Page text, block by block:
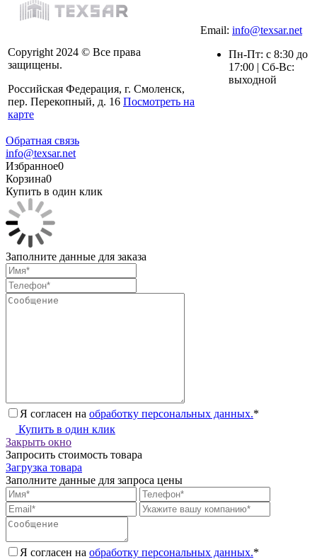
Copyright 2024 © Все права
защищены.
Российская Федерация, г. Смоленск,
пер. Перекопный, д. 16 Посмотреть на
карте
Email: info@texsar.net
Пн-Пт: с 8:30 до
17:00 | Сб-Вс:
выходной
Обратная связь
info@texsar.net
Избранное0
Корзина0
Купить в один клик
Заполните данные для заказа
Я согласен на обработку персональных данных.*
Купить в один клик
Закрыть окно
Запросить стоимость товара
Загрузка товара
Заполните данные для запроса цены
Я согласен на обработку персональных данных.*